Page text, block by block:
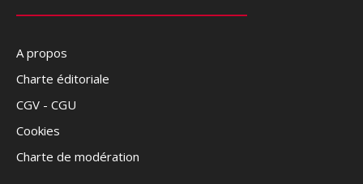
A propos
Charte éditoriale
CGV - CGU
Cookies
Charte de modération